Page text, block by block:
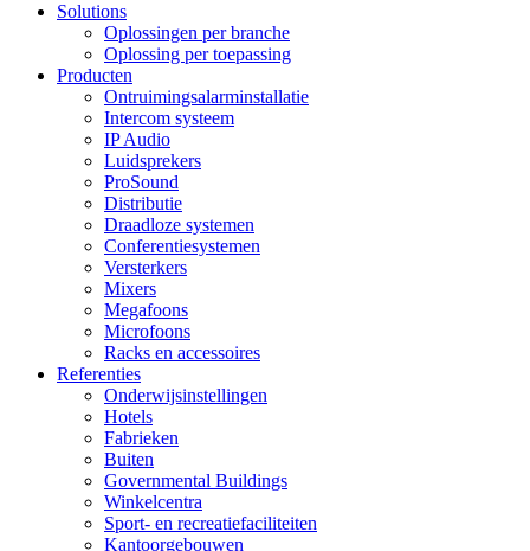
Solutions
Oplossingen per branche
Oplossing per toepassing
Producten
Ontruimingsalarminstallatie
Intercom systeem
IP Audio
Luidsprekers
ProSound
Distributie
Draadloze systemen
Conferentiesystemen
Versterkers
Mixers
Megafoons
Microfoons
Racks en accessoires
Referenties
Onderwijsinstellingen
Hotels
Fabrieken
Buiten
Governmental Buildings
Winkelcentra
Sport- en recreatiefaciliteiten
Kantoorgebouwen